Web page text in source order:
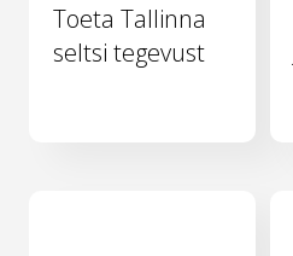
Toeta Tallinna
seltsi tegevust